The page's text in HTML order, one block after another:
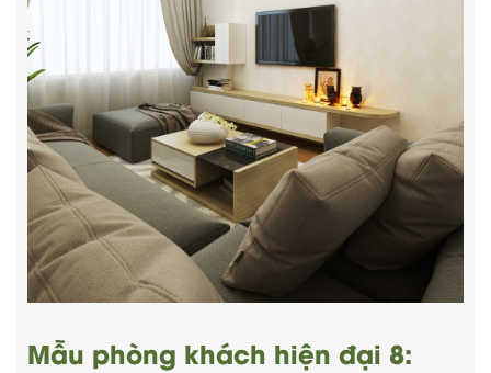
Mẫu phòng khách hiện đại 8: